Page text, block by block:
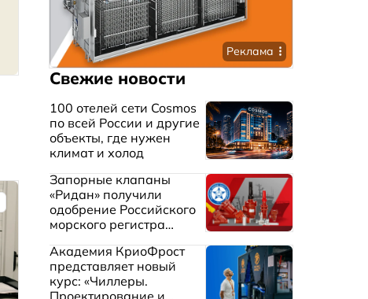
Реклама
Свежие новости
100 отелей сети Cosmos
по всей России и другие
объекты, где нужен
климат и холод
Запорные клапаны
«Ридан» получили
одобрение Российского
морского регистра
Академия КриоФрост
представляет новый
курс: «Чиллеры.